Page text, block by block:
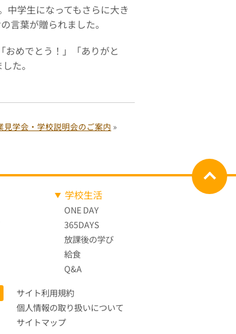
中学生になってもさらに大き
言葉が贈られました。
おめでとう！」「ありがと
た。
見学会・学校説明会のご案内 »
学校生活
ONE DAY
365DAYS
放課後の学び
給食
Q&A
サイト利用規約
個人情報の取り扱いについて
サイトマップ